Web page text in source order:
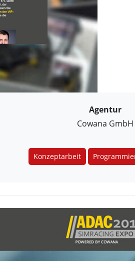
Agentur
Cowana GmbH
Konzeptarbeit